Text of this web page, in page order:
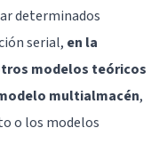
determinados
serial, en la
modelos teóricos
multialmacén,
o los modelos